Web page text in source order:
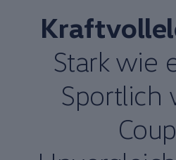
Stark wie
Sportlich